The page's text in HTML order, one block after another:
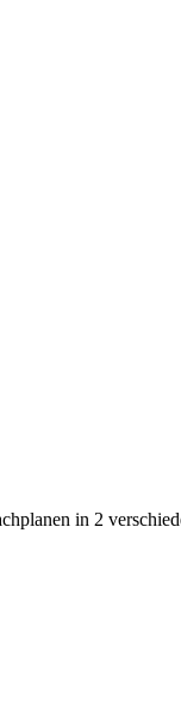
in 2